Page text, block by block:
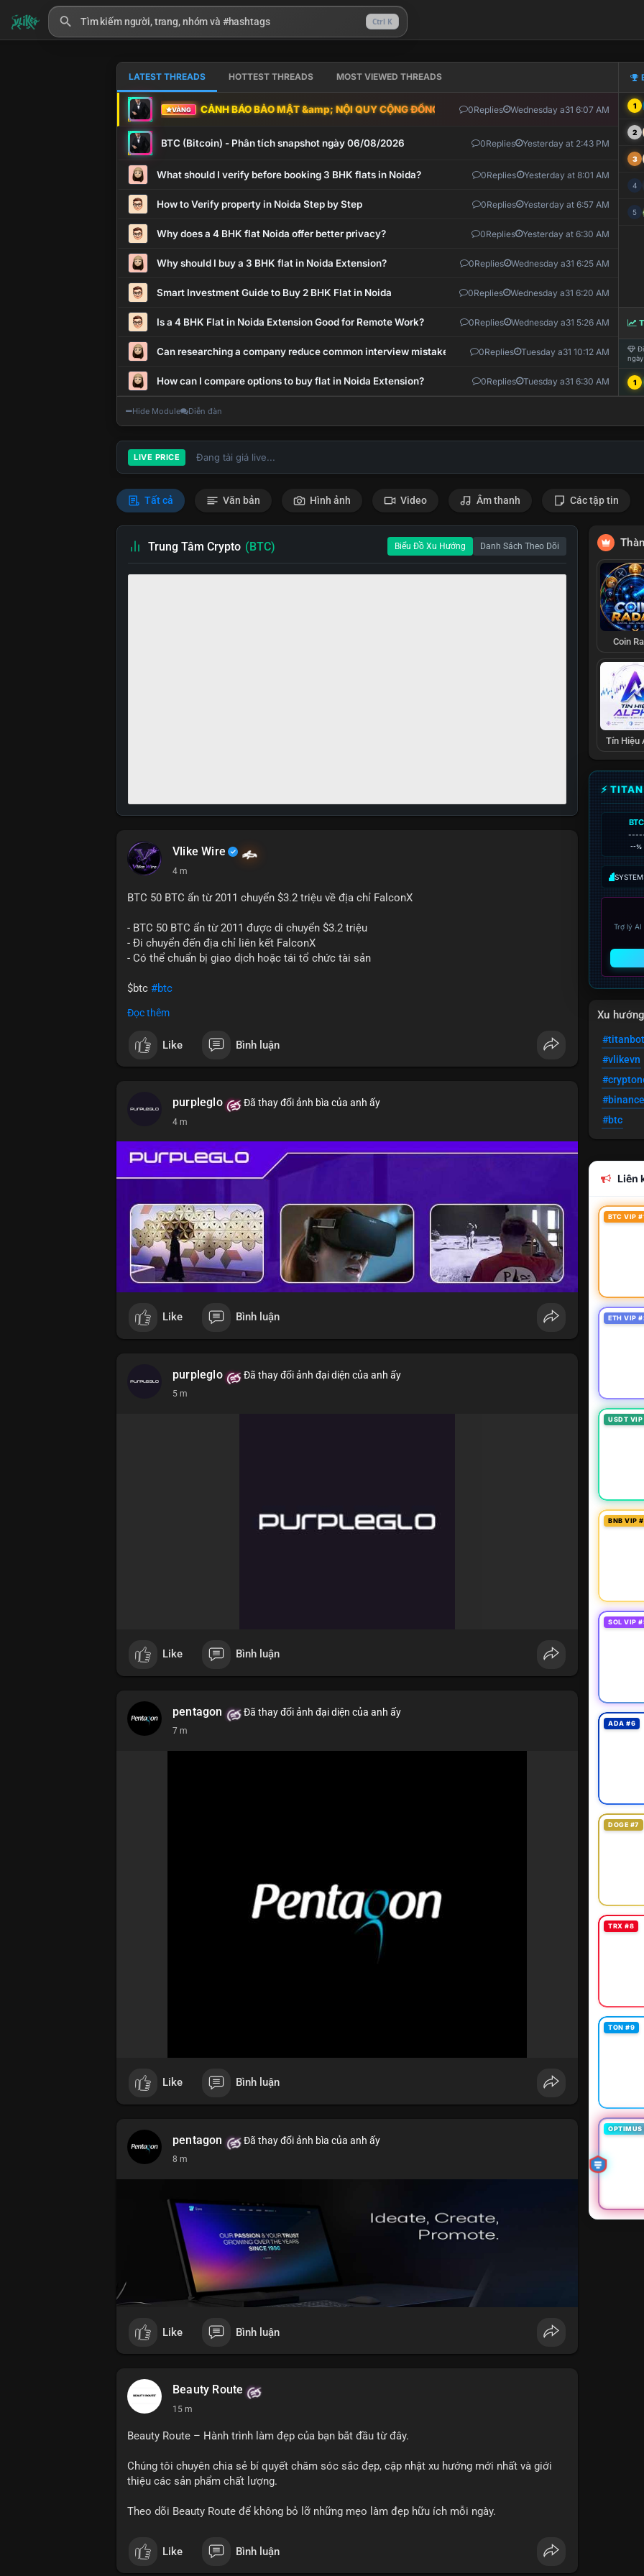
Ctrl K
LATEST THREADS HOTTEST THREADS MOST VIEWED THREADS
VÀNG CẢNH BÁO BẢO MẬT &amp; NỘI QUY CỘNG ĐỒNG VLIKE.VN: HỆ THỐNG GIÁM SÁT TỰ
0Replies Wednesday a31 6:07 AM
BTC (Bitcoin) - Phân tích snapshot ngày 06/08/2026 0Replies Yesterday at 2:43 PM
What should I verify before booking 3 BHK flats in Noida? 0Replies Yesterday at 8:01 AM
How to Verify property in Noida Step by Step 0Replies Yesterday at 6:57 AM
Why does a 4 BHK flat Noida offer better privacy? 0Replies Yesterday at 6:30 AM
Why should I buy a 3 BHK flat in Noida Extension? 0Replies Wednesday a31 6:25 AM
Smart Investment Guide to Buy 2 BHK Flat in Noida 0Replies Wednesday a31 6:20 AM
Is a 4 BHK Flat in Noida Extension Good for Remote Work? 0Replies Wednesday a31 5:26 AM
Can researching a company reduce common interview mistakes? 0Replies Tuesday a31 10:12 AM
How can I compare options to buy flat in Noida Extension? 0Replies Tuesday a31 6:30 AM
1
2
3
4
5
1
Hide Module Diễn đàn
LIVE PRICE Đang tải giá live...
Tất cả Văn bản Hình ảnh Video Âm thanh Các tập tin
Trung Tâm Crypto (BTC) Biểu Đồ Xu Hướng Danh Sách Theo Dõi
Vlike Wire
4 m
BTC 50 BTC ẩn từ 2011 chuyển $3.2 triệu về địa chỉ FalconX
- BTC 50 BTC ẩn từ 2011 được di chuyển $3.2 triệu
- Đi chuyển đến địa chỉ liên kết FalconX
- Có thể chuẩn bị giao dịch hoặc tái tổ chức tài sản
$btc #btc
#vlikevn
📰 Nguồn: CoinDesk
Đọc thêm
Like Bình luận
purpleglo Đã thay đổi ảnh bìa của anh ấy
4 m
Like Bình luận
purpleglo Đã thay đổi ảnh đại diện của anh ấy
5 m
Like Bình luận
pentagon Đã thay đổi ảnh đại diện của anh ấy
7 m
Like Bình luận
pentagon Đã thay đổi ảnh bìa của anh ấy
8 m
Like Bình luận
Beauty Route
15 m
Beauty Route – Hành trình làm đẹp của bạn bắt đầu từ đây.
Chúng tôi chuyên chia sẻ bí quyết chăm sóc sắc đẹp, cập nhật xu hướng mới nhất và giới
thiệu các sản phẩm chất lượng.
Theo dõi Beauty Route để không bỏ lỡ những mẹo làm đẹp hữu ích mỗi ngày.
Like Bình luận
Coin
Tín Hiệu
⚡
BTC
--%
Trợ lý
Xu
#titanbot
#vlikevn
#btc
Liên
BTC VIP
ETH VIP
USDT
BNB VIP
SOL VIP
ADA #6
DOGE #7
TRX #8
TON #9
OPTIMUS